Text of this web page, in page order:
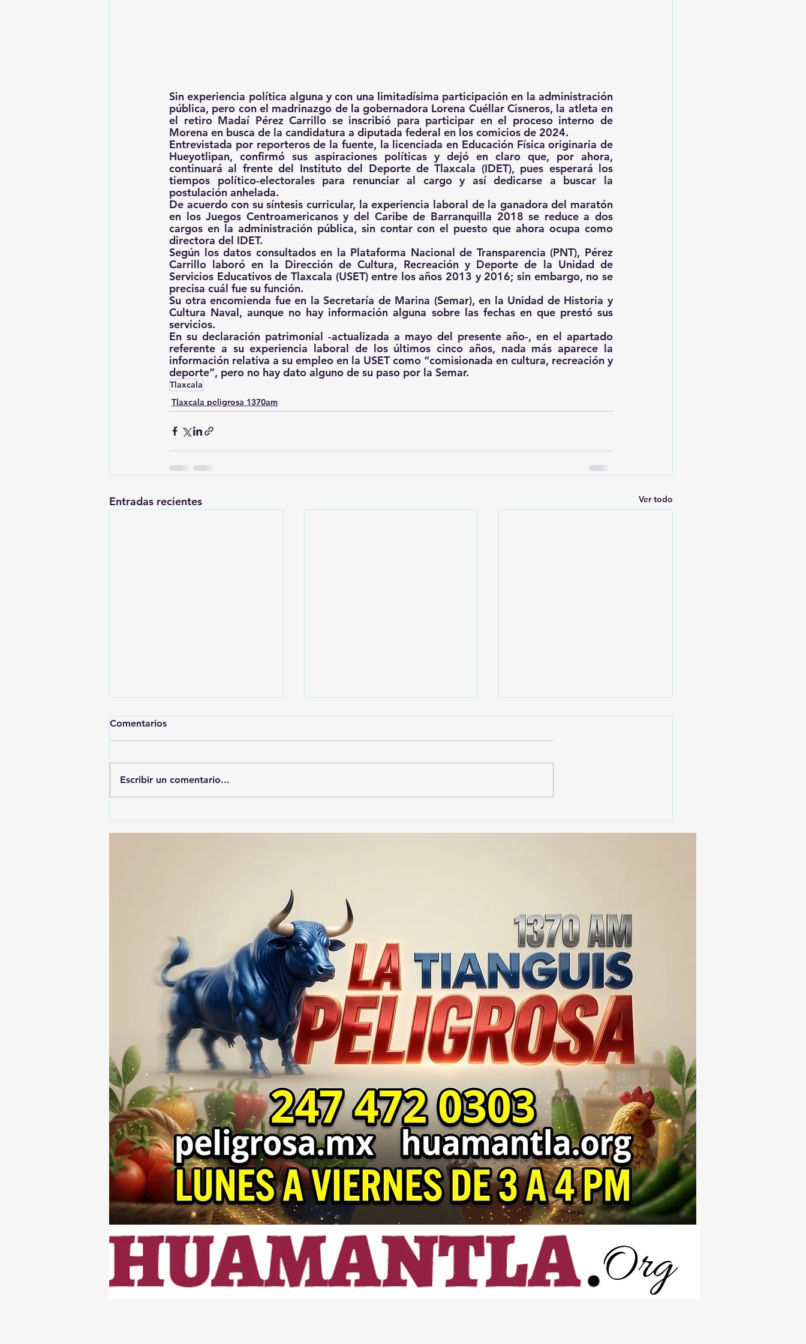
Sin experiencia política alguna y con una limitadísima participación en la administración
pública, pero con el madrinazgo de la gobernadora Lorena Cuéllar Cisneros, la atleta en
el retiro Madaí Pérez Carrillo se inscribió para participar en el proceso interno de
Morena en busca de la candidatura a diputada federal en los comicios de 2024.
Entrevistada por reporteros de la fuente, la licenciada en Educación Física originaria de
Hueyotlipan, confirmó sus aspiraciones políticas y dejó en claro que, por ahora,
continuará al frente del Instituto del Deporte de Tlaxcala (IDET), pues esperará los
tiempos político-electorales para renunciar al cargo y así dedicarse a buscar la
postulación anhelada.
De acuerdo con su síntesis curricular, la experiencia laboral de la ganadora del maratón
en los Juegos Centroamericanos y del Caribe de Barranquilla 2018 se reduce a dos
cargos en la administración pública, sin contar con el puesto que ahora ocupa como
directora del IDET.
Según los datos consultados en la Plataforma Nacional de Transparencia (PNT), Pérez
Carrillo laboró en la Dirección de Cultura, Recreación y Deporte de la Unidad de
Servicios Educativos de Tlaxcala (USET) entre los años 2013 y 2016; sin embargo, no se
precisa cuál fue su función.
Su otra encomienda fue en la Secretaría de Marina (Semar), en la Unidad de Historia y
Cultura Naval, aunque no hay información alguna sobre las fechas en que prestó sus
servicios.
En su declaración patrimonial -actualizada a mayo del presente año-, en el apartado
referente a su experiencia laboral de los últimos cinco años, nada más aparece la
información relativa a su empleo en la USET como “comisionada en cultura, recreación y
deporte”, pero no hay dato alguno de su paso por la Semar.
Tlaxcala
Tlaxcala peligrosa 1370am
Entradas recientes Ver todo
A PRESUNTO
GOBIERNO ADMITE QUE
25 MIL DOSIS DE DROGA
Comentarios
Escribir un comentario...